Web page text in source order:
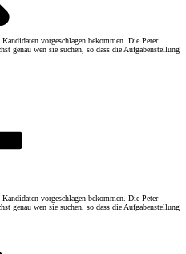
vorgeschlagen bekommen. Die Peter
genau wen sie suchen, so dass die Aufgabenstellung
vorgeschlagen bekommen. Die Peter
genau wen sie suchen, so dass die Aufgabenstellung